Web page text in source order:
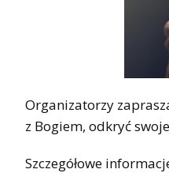
Organizatorzy
z Bogiem, odkryć
Szczegółowe